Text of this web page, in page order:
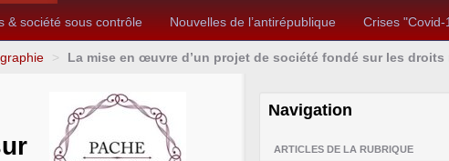
& société sous contrôle Nouvelles de l’antirépublique Crises "Covid-
> La mise en œuvre d’un projet de société fondé sur les droits
Navigation
ARTICLES DE LA RUBRIQUE